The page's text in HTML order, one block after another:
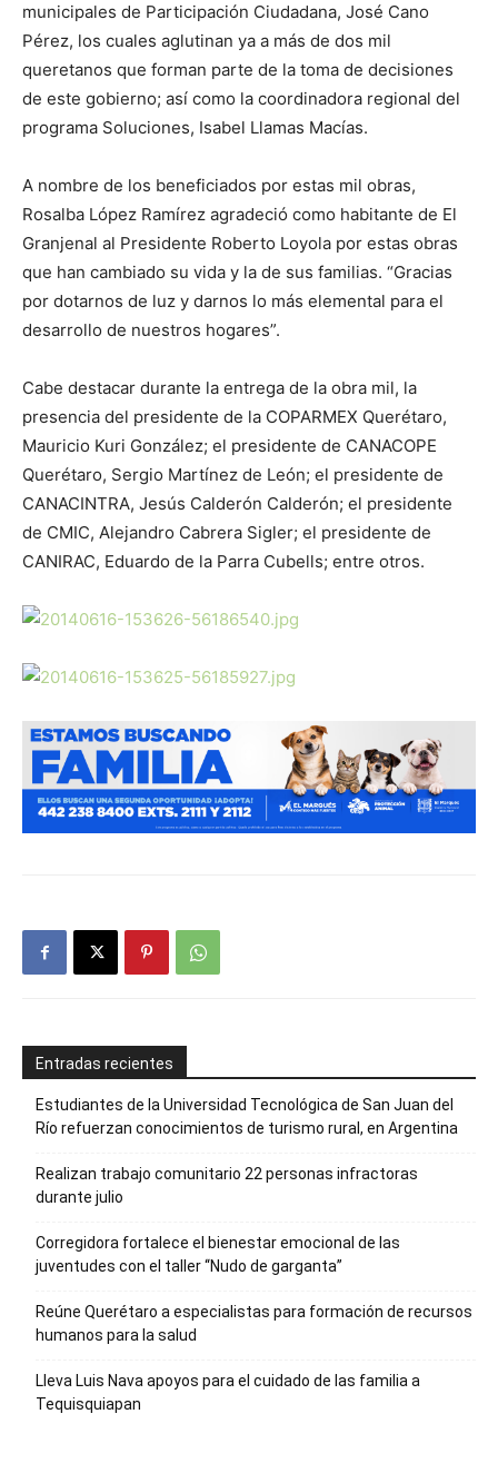
municipales de Participación Ciudadana, José Cano
Pérez, los cuales aglutinan ya a más de dos mil
queretanos que forman parte de la toma de decisiones
de este gobierno; así como la coordinadora regional del
programa Soluciones, Isabel Llamas Macías.
A nombre de los beneficiados por estas mil obras,
Rosalba López Ramírez agradeció como habitante de El
Granjenal al Presidente Roberto Loyola por estas obras
que han cambiado su vida y la de sus familias. “Gracias
por dotarnos de luz y darnos lo más elemental para el
desarrollo de nuestros hogares”.
Cabe destacar durante la entrega de la obra mil, la
presencia del presidente de la COPARMEX Querétaro,
Mauricio Kuri González; el presidente de CANACOPE
Querétaro, Sergio Martínez de León; el presidente de
CANACINTRA, Jesús Calderón Calderón; el presidente
de CMIC, Alejandro Cabrera Sigler; el presidente de
CANIRAC, Eduardo de la Parra Cubells; entre otros.
Entradas recientes
Estudiantes de la Universidad Tecnológica de San Juan del
Río refuerzan conocimientos de turismo rural, en Argentina
Realizan trabajo comunitario 22 personas infractoras
durante julio
Corregidora fortalece el bienestar emocional de las
juventudes con el taller ‘‘Nudo de garganta’’
Reúne Querétaro a especialistas para formación de recursos
humanos para la salud
Lleva Luis Nava apoyos para el cuidado de las familia a
Tequisquiapan